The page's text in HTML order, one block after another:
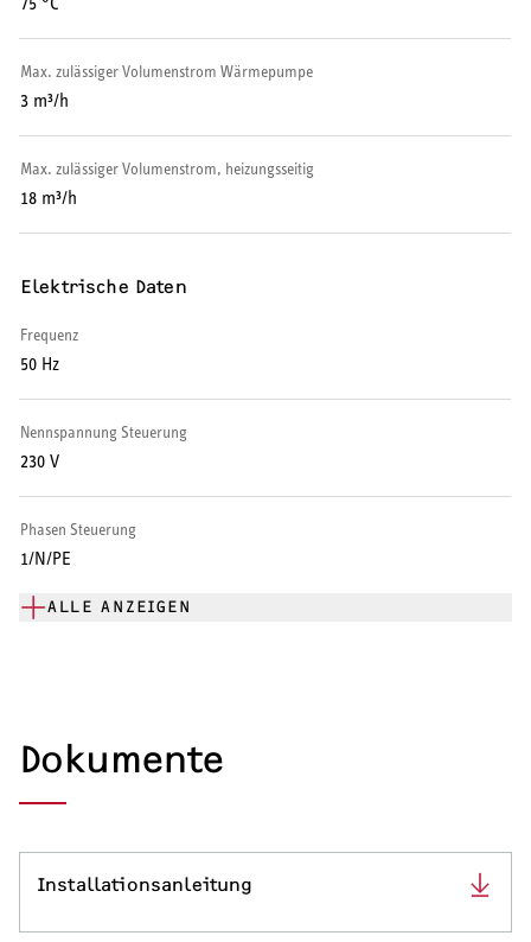
Max. zulässiger Volumenstrom Wärmepumpe
3 m³/h
Max. zulässiger Volumenstrom, heizungsseitig
18 m³/h
Elektrische Daten
Frequenz
50 Hz
Nennspannung Steuerung
230 V
Phasen Steuerung
1/N/PE
ALLE ANZEIGEN
Dokumente
Installationsanleitung